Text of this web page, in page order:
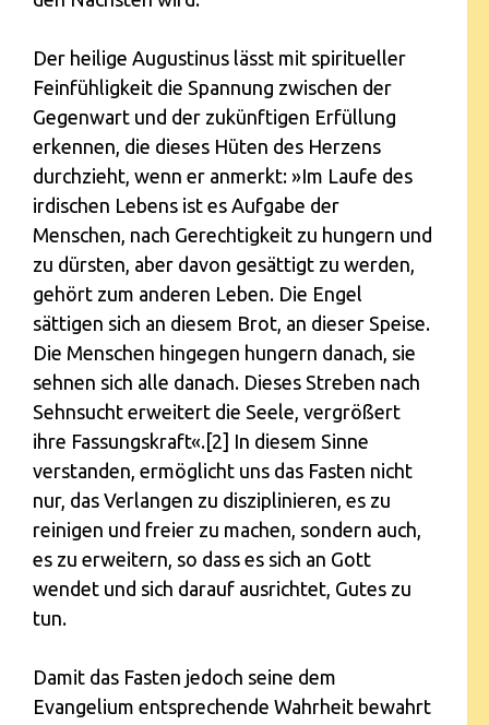
Der heilige Augustinus lässt mit spiritueller
Feinfühligkeit die Spannung zwischen der
Gegenwart und der zukünftigen Erfüllung
erkennen, die dieses Hüten des Herzens
durchzieht, wenn er anmerkt: »Im Laufe des
irdischen Lebens ist es Aufgabe der
Menschen, nach Gerechtigkeit zu hungern und
zu dürsten, aber davon gesättigt zu werden,
gehört zum anderen Leben. Die Engel
sättigen sich an diesem Brot, an dieser Speise.
Die Menschen hingegen hungern danach, sie
sehnen sich alle danach. Dieses Streben nach
Sehnsucht erweitert die Seele, vergrößert
ihre Fassungskraft«.[2] In diesem Sinne
verstanden, ermöglicht uns das Fasten nicht
nur, das Verlangen zu disziplinieren, es zu
reinigen und freier zu machen, sondern auch,
es zu erweitern, so dass es sich an Gott
wendet und sich darauf ausrichtet, Gutes zu
tun.
Damit das Fasten jedoch seine dem
Evangelium entsprechende Wahrheit bewahrt